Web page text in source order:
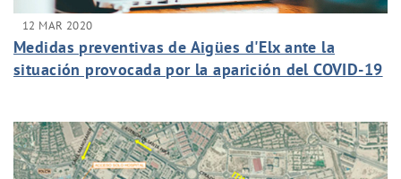
12 MAR 2020
Medidas preventivas de Aigües d'Elx ante la
situación provocada por la aparición del COVID-19